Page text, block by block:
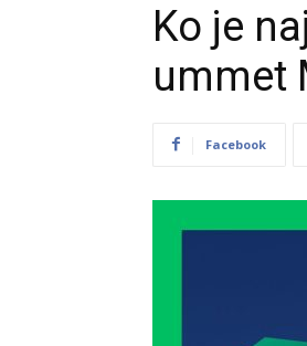
Ko je
ummet
Facebook